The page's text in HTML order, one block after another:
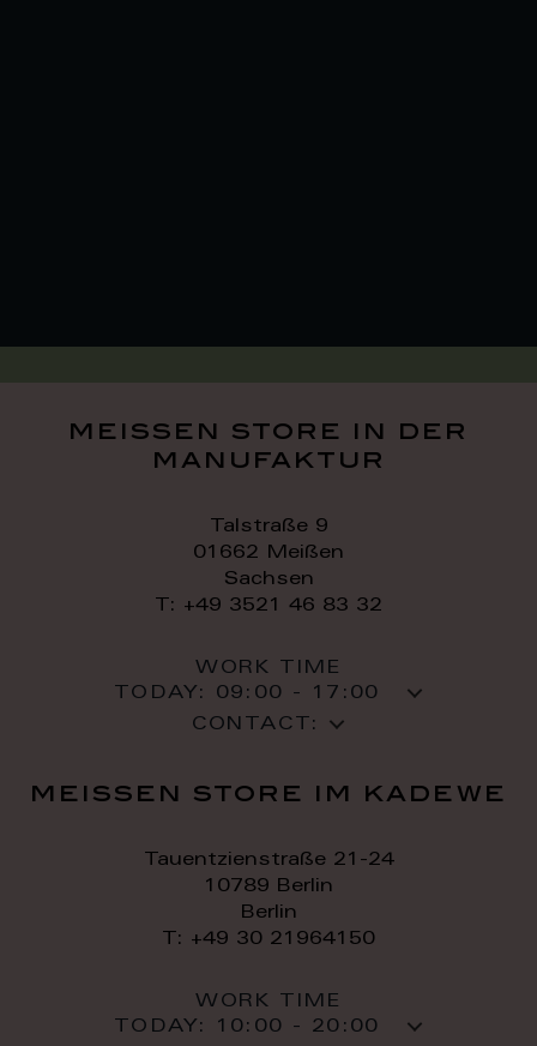
meissen store in der
manufaktur
Talstraße 9
01662 Meißen
Sachsen
T: +49 3521 46 83 32
WORK TIME
TODAY: 09:00 - 17:00
CONTACT:
meissen store im kadewe
Tauentzienstraße 21-24
10789 Berlin
Berlin
T: +49 30 21964150
WORK TIME
TODAY:
10:00 - 20:00